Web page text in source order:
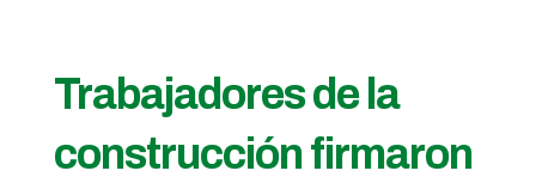
Trabajadores de la
construcción firmaron